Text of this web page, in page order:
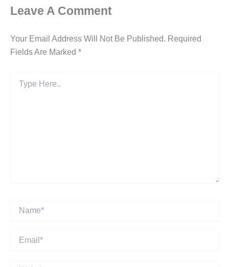
Leave A Comment
Your Email Address Will Not Be Published. Required
Fields Are Marked *
Here..